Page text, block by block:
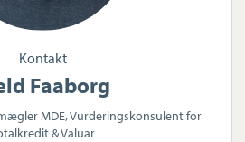
Kontakt
Faaborg
MDE, Vurderingskonsulent for
& Valuar